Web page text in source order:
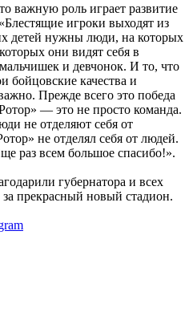
важную роль играет развитие
игроки выходят из
детей нужны люди, на которых
они видят себя в
и девчонок. И то, что
бойцовские качества и
Прежде всего это победа
— это не просто команда.
не отделяют себя от
не отделял себя от людей.
раз всем большое спасибо!».
губернатора и всех
прекрасный новый стадион.